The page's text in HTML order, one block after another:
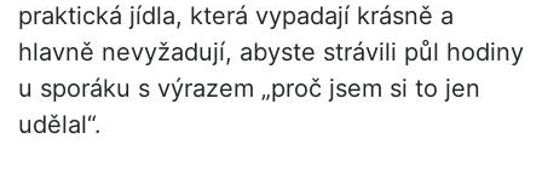
praktická jídla, která vypadají krásně a
hlavně nevyžadují, abyste strávili půl hodiny
u sporáku s výrazem „proč jsem si to jen
udělal“.